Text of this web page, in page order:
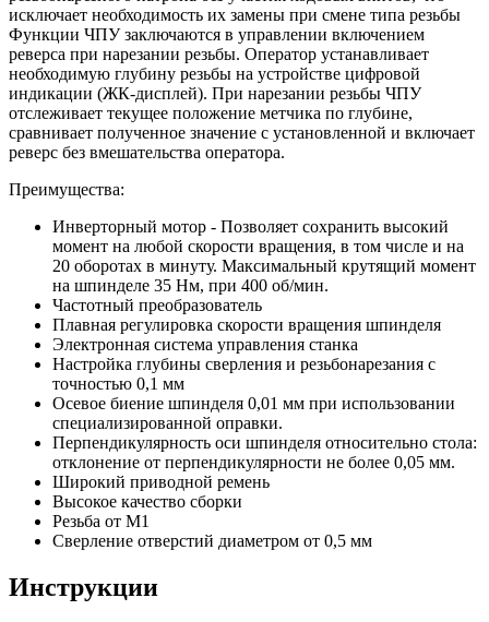
исключает необходимость их замены при смене типа резьбы
Функции ЧПУ заключаются в управлении включением
реверса при нарезании резьбы. Оператор устанавливает
необходимую глубину резьбы на устройстве цифровой
индикации (ЖК-дисплей). При нарезании резьбы ЧПУ
отслеживает текущее положение метчика по глубине,
сравнивает полученное значение с установленной и включает
реверс без вмешательства оператора.
Преимущества:
Инверторный мотор - Позволяет сохранить высокий
момент на любой скорости вращения, в том числе и на
20 оборотах в минуту. Максимальный крутящий момент
на шпинделе 35 Нм, при 400 об/мин.
Частотный преобразователь
Плавная регулировка скорости вращения шпинделя
Электронная система управления станка
Настройка глубины сверления и резьбонарезания с
точностью 0,1 мм
Осевое биение шпинделя 0,01 мм при использовании
специализированной оправки.
Перпендикулярность оси шпинделя относительно стола:
отклонение от перпендикулярности не более 0,05 мм.
Широкий приводной ремень
Высокое качество сборки
Резьба от М1
Сверление отверстий диаметром от 0,5 мм
Инструкции